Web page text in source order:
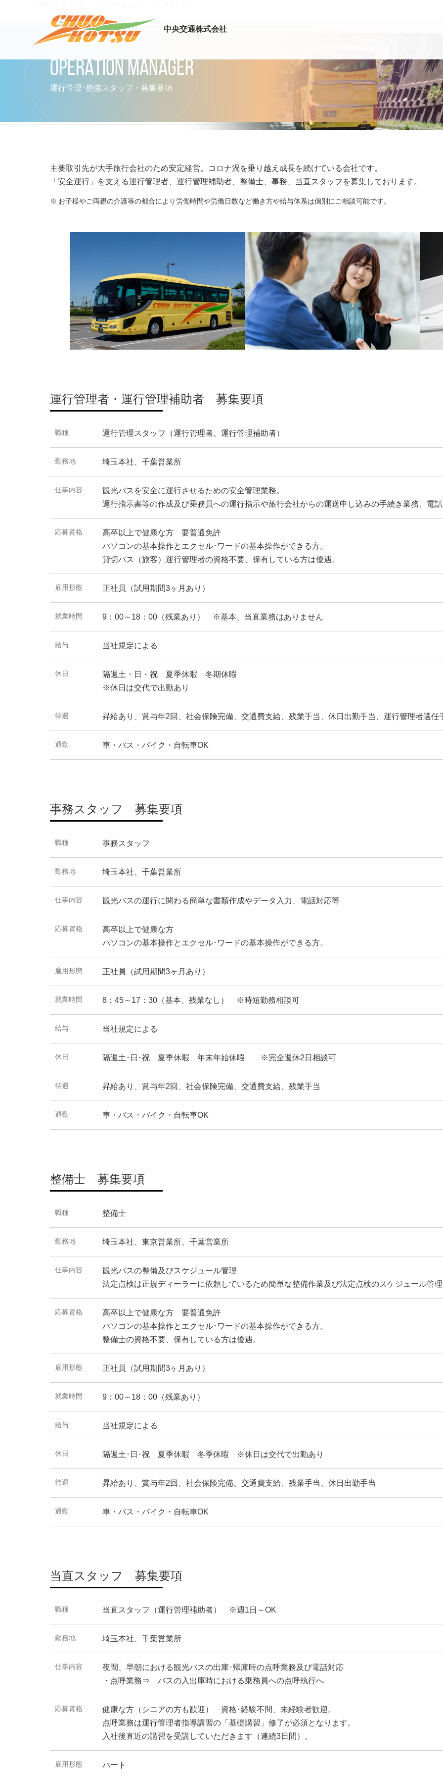
中央交通株式会社
運行管理･整備スタッフ・募集要項
OPERATION MANAGER
主要取引先が大手旅行会社のため安定経営。コロナ渦を乗り越え成長を続けている会社です。
「安全運行」を支える運行管理者、運行管理補助者、整備士、事務、当直スタッフを募集しております。
お子様やご両親の介護等の都合により労働時間や労働日数など働き方や給与体系は個別にご相談可能です。
運行管理者・運行管理補助者 募集要項
職種 運行管理スタッフ（運行管理者、運行管理補助者）
勤務地 埼玉本社、千葉営業所
仕事内容
観光バスを安全に運行させるための安全管理業務。
運行指示書等の作成及び乗務員への運行指示や旅行会社からの運送申し込みの手続き業務、電
応募資格
高卒以上で健康な方 要普通免許
パソコンの基本操作とエクセル･ワードの基本操作ができる方。
貸切バス（旅客）運行管理者の資格不要、保有している方は優遇。
雇用形態 正社員（試用期間3ヶ月あり）
就業時間 9：00～18：00（残業あり） ※基本、当直業務はありません
給与 当社規定による
休日
隔週土・日・祝 夏季休暇 冬期休暇
※休日は交代で出勤あり
待遇 昇給あり、賞与年2回、社会保険完備、交通費支給、残業手当、休日出勤手当、運行管理者選任
通勤 車・バス・バイク・自転車OK
事務スタッフ 募集要項
職種 事務スタッフ
勤務地 埼玉本社、千葉営業所
仕事内容 観光バスの運行に関わる簡単な書類作成やデータ入力、電話対応等
応募資格
高卒以上で健康な方
パソコンの基本操作とエクセル･ワードの基本操作ができる方。
雇用形態 正社員（試用期間3ヶ月あり）
就業時間 8：45～17：30（基本、残業なし） ※時短勤務相談可
給与 当社規定による
休日 隔週土･日･祝 夏季休暇 年末年始休暇 ※完全週休2日相談可
待遇 昇給あり、賞与年2回、社会保険完備、交通費支給、残業手当
通勤 車・バス・バイク・自転車OK
整備士 募集要項
職種 整備士
勤務地 埼玉本社、東京営業所、千葉営業所
仕事内容
観光バスの整備及びスケジュール管理
法定点検は正規ディーラーに依頼しているため簡単な整備作業及び法定点検のスケジュール管理
応募資格
高卒以上で健康な方 要普通免許
パソコンの基本操作とエクセル･ワードの基本操作ができる方。
整備士の資格不要、保有している方は優遇。
雇用形態 正社員（試用期間3ヶ月あり）
就業時間 9：00～18：00（残業あり）
給与 当社規定による
休日 隔週土･日･祝 夏季休暇 冬季休暇 ※休日は交代で出勤あり
待遇 昇給あり、賞与年2回、社会保険完備、交通費支給、残業手当、休日出勤手当
通勤 車・バス・バイク・自転車OK
当直スタッフ 募集要項
職種 当直スタッフ（運行管理補助者） ※週1日～OK
勤務地 埼玉本社、千葉営業所
仕事内容
夜間、早朝における観光バスの出庫･帰庫時の点呼業務及び電話対応
・点呼業務⇒ バスの入出庫時における乗務員への点呼執行へ
応募資格
健康な方（シニアの方も歓迎） 資格･経験不問、未経験者歓迎。
点呼業務は運行管理者指導講習の「基礎講習」修了が必須となります。
入社後直近の講習を受講していただきます（連続3日間）。
雇用形態 パート